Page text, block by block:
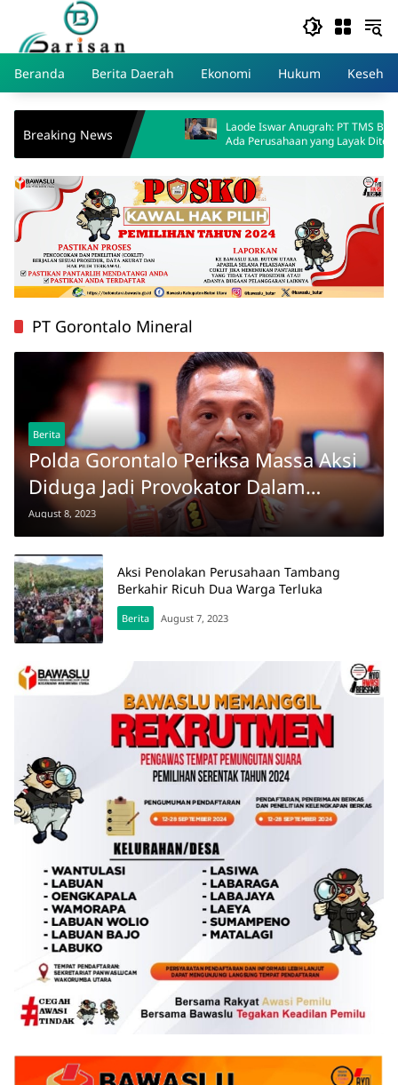
content
Beranda
Berita Daerah Ekonomi Hukum
Breaking News
Laode Iswar Anugrah: PT TMS Bukti Masih
Ada Perusahaan yang Layak Diteladani
PT Gorontalo Mineral
Berita
Polda Gorontalo Periksa Massa Aksi
Diduga Jadi Provokator Dalam
Demonstrasi Di Gorontalo Mineral.
August 8, 2023
Aksi Penolakan Perusahaan Tambang
Berkahir Ricuh Dua Warga Terluka
Berita August 7, 2023